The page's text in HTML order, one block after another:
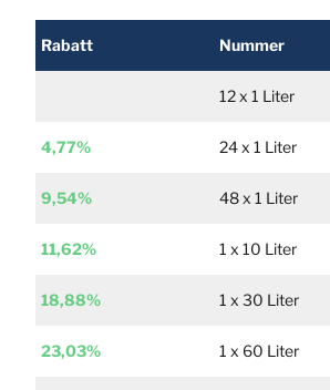
Rabatt Nummer
12 x 1 Liter
4,77% 24 x 1 Liter
9,54% 48 x 1 Liter
11,62% 1 x 10 Liter
18,88% 1 x 30 Liter
23,03% 1 x 60 Liter